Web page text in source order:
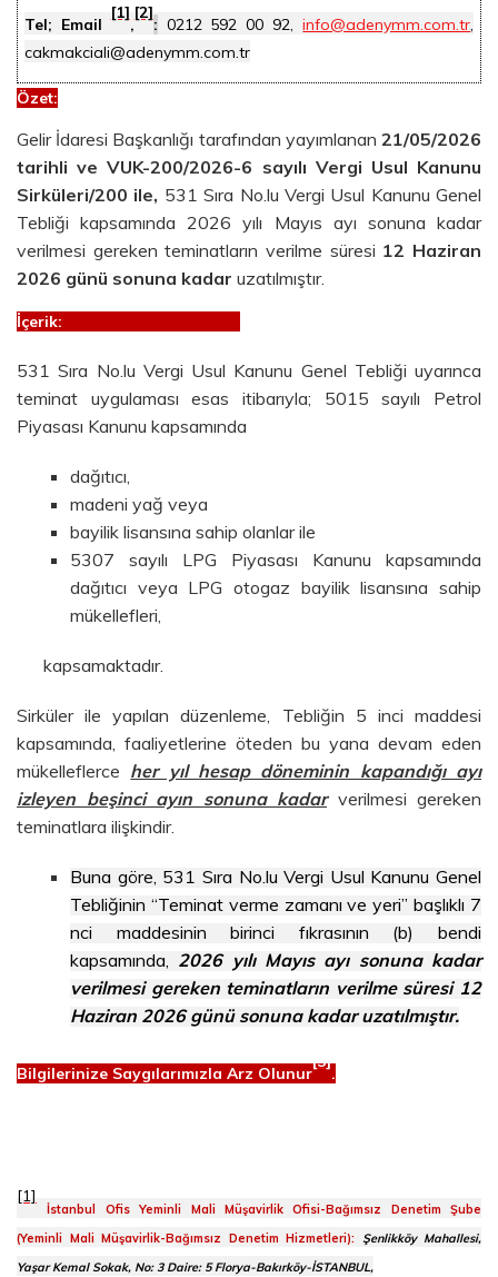
Tel; Email
[1]
,
[2]
: 0212 592 00 92,info@adenymm.com.tr,
cakmakciali@adenymm.com.tr
Özet:
Gelir İdaresi Başkanlığı tarafından yayımlanan 21/05/2026
tarihli ve VUK-200/2026-6 sayılı Vergi Usul Kanunu
Sirküleri/200 ile, 531 Sıra No.lu Vergi Usul Kanunu Genel
Tebliği kapsamında 2026 yılı Mayıs ayı sonuna kadar
verilmesi gereken teminatların verilme süresi 12 Haziran
2026 günü sonuna kadar uzatılmıştır.
İçerik:
531 Sıra No.lu Vergi Usul Kanunu Genel Tebliği uyarınca
teminat uygulaması esas itibarıyla; 5015 sayılı Petrol
Piyasası Kanunu kapsamında
dağıtıcı,
madeni yağ veya
bayilik lisansına sahip olanlar ile
5307 sayılı LPG Piyasası Kanunu kapsamında
dağıtıcı veya LPG otogaz bayilik lisansına sahip
mükellefleri,
kapsamaktadır.
Sirküler ile yapılan düzenleme, Tebliğin 5 inci maddesi
kapsamında, faaliyetlerine öteden bu yana devam eden
mükelleflerce her yıl hesap döneminin kapandığı ayı
izleyen beşinci ayın sonuna kadarverilmesi gereken
teminatlara ilişkindir.
Buna göre, 531 Sıra No.lu Vergi Usul Kanunu Genel
Tebliğinin “Teminat verme zamanı ve yeri” başlıklı 7
nci maddesinin birinci fıkrasının (b) bendi
kapsamında, 2026 yılı Mayıs ayı sonuna kadar
verilmesi gereken teminatların verilme süresi 12
Haziran 2026 günü sonuna kadar uzatılmıştır.
Bilgilerinize Saygılarımızla Arz Olunur
[3]
.
[1]
İstanbul Ofis Yeminli Mali Müşavirlik Ofisi-Bağımsız Denetim Şube
(Yeminli Mali Müşavirlik-Bağımsız Denetim Hizmetleri):
Şenlikköy Mahallesi,
Yaşar Kemal Sokak, No: 3 Daire: 5 Florya-Bakırköy-İSTANBUL,